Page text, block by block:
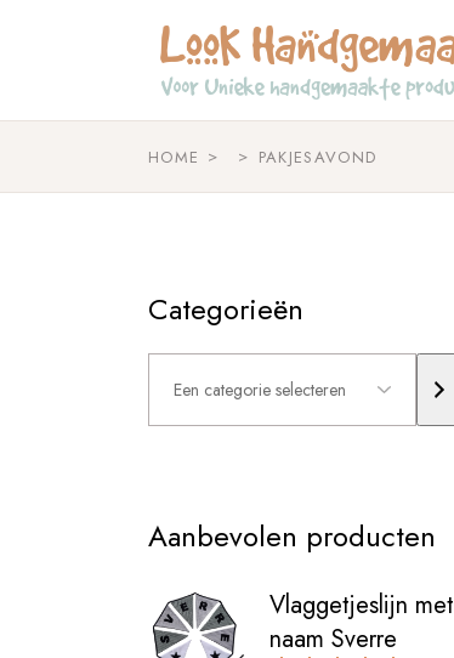
HOME PAKJESAVOND
Categorieën
Een
categorie
selecteren
Aanbevolen producten
Vlaggetjeslijn met
naam Sverre